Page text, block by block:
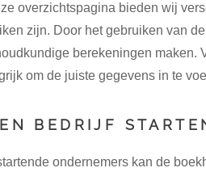
overzichtspagina bieden wij
zijn. Door het gebruiken van
berekeningen maken.
om de juiste gegevens in te
BEDRIJF
ondernemers kan de